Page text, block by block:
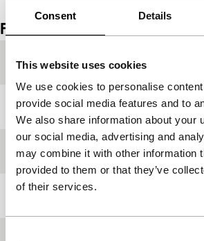
Consent Details
This website uses cookies
We use cookies to personalise
provide social media features and to
We also share information about your
our social media, advertising and
may combine it with other information
provided to them or that they’ve
of their services.
Film details
Productieland Japan
Jaar 1999
Festivaleditie IFFR 2006